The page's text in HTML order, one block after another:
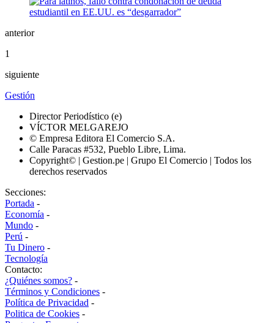
anterior
1
siguiente
Gestión
Director Periodístico (e)
VÍCTOR MELGAREJO
© Empresa Editora El Comercio S.A.
Calle Paracas #532, Pueblo Libre, Lima.
Copyright© | Gestion.pe | Grupo El Comercio | Todos los
derechos reservados
Secciones:
Portada -
Economía -
Mundo -
Perú -
Tu Dinero -
Tecnología
Contacto:
¿Quiénes somos? -
Términos y Condiciones -
Política de Privacidad -
Politica de Cookies -